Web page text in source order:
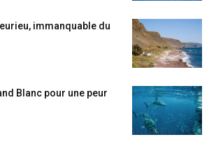
immanquable du
Blanc pour une peur